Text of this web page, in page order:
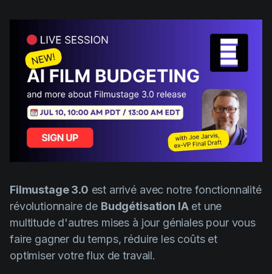
Filmustage news
Gaming
Guides
IP Development
Legal
Marketing
Pre-production
Product placement
Product updates
Production
Filmustage 3.0 est arrivé avec notre fonctionnalité
révolutionnaire de Budgétisation IAet une
multitude d'autres mises à jour géniales pour vous
faire gagner du temps, réduire les coûts et
optimiser votre flux de travail.